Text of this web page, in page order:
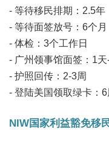
- 等待移民排期：2.5年
- 等待面签放号：6个月
- 体检：3个工作日
- 广州领事馆面签：1
- 护照回传：2-3周
- 登陆美国领取绿卡：6
NIW国家利益豁免移